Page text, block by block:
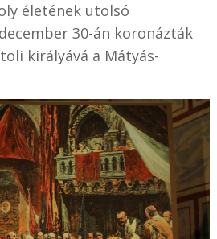
életének utolsó
30-án koronázták
királyává a Mátyás-